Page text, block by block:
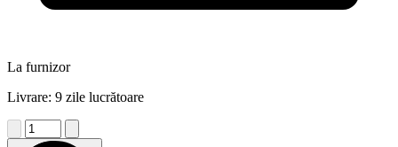
La furnizor
Livrare: 9 zile lucrătoare